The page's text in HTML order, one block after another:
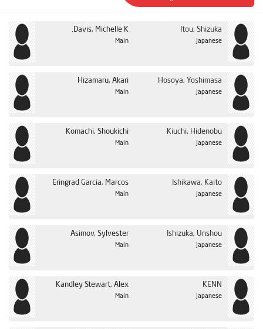
Davis, Michelle K.
Main
Itou, Shizuka
Japanese
Hizamaru, Akari
Main
Hosoya, Yoshimasa
Japanese
Komachi, Shoukichi
Main
Kiuchi, Hidenobu
Japanese
Eringrad Garcia, Marcos
Main
Ishikawa, Kaito
Japanese
Asimov, Sylvester
Main
Ishizuka, Unshou
Japanese
Kandley Stewart, Alex
Main
KENN
Japanese